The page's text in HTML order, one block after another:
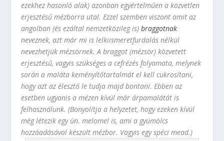
ezekhez hasonló alak) azonban egyértelműen a közvetlen
erjesztésű mézborra utal. Ezzel szemben viszont amit az
angolban (és ezáltal nemzetközileg is)braggotnak
neveznek, azt már mi is lelkiismeretfurdalás nélkül
nevezhetjük mézsörnek. A braggot (mézsör) közvetett
erjesztésű, vagyis szükséges a cefrézés folyamata, melynek
során a maláta keményítőtartalmát el kell cukrosítani,
hogy azt az élesztő le tudja majd bontani. Ebben az
esetben ugyanis a mézen kívül már árpamalátát is
felhasználunk. (Bonyolítja a helyzetet, hogy ezeken kívül
még létezik egy ún. melomel is, ami a gyümölcs
hozzáadásával készült mézbor. Vagyis egy spéci mead.)